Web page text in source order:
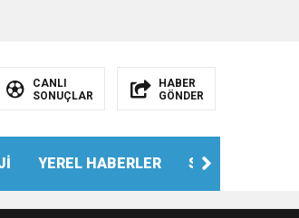
CANLI
SONUÇLAR
HABER
GÖNDER
YEREL HABERLER SPOR